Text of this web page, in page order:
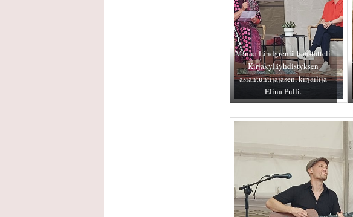
Minna Lindgreniä haastatteli
Kirjakyläyhdistyksen
asiantuntijajäsen, kirjailija
Elina Pulli.